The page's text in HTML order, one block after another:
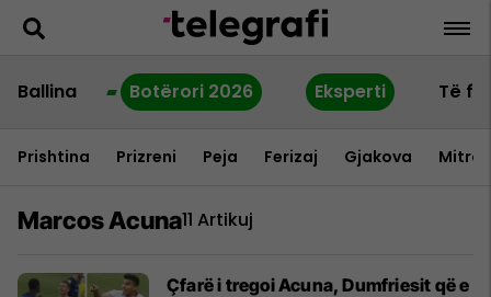
Ballina Botërori 2026 Eksperti Të
Prishtina Prizreni Peja Ferizaj Gjakova
Marcos Acuna11 Artikuj
Çfarë i tregoi Acuna, Dumfriesit që e